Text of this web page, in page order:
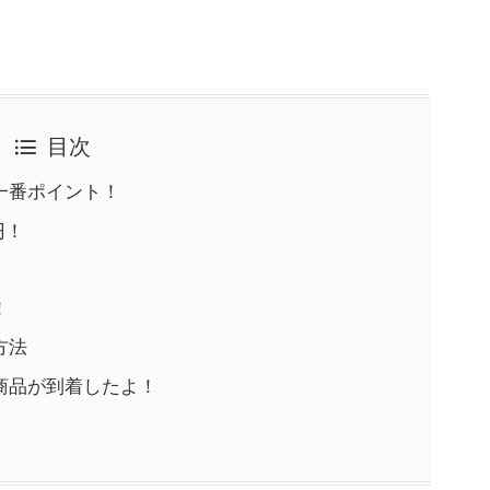
目次
ポイント！
法
が到着したよ！